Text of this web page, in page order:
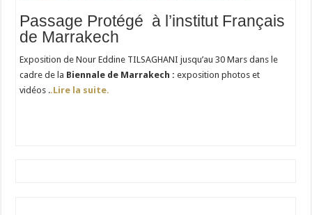
Passage Protégé à l’institut Français
de Marrakech
Exposition de Nour Eddine TILSAGHANI jusqu’au 30 Mars dans le
cadre de la Biennale de Marrakech :exposition photos et
vidéos ..Lire la suite.